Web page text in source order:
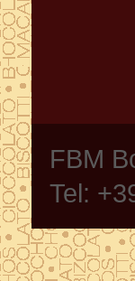
FBM
Tel: